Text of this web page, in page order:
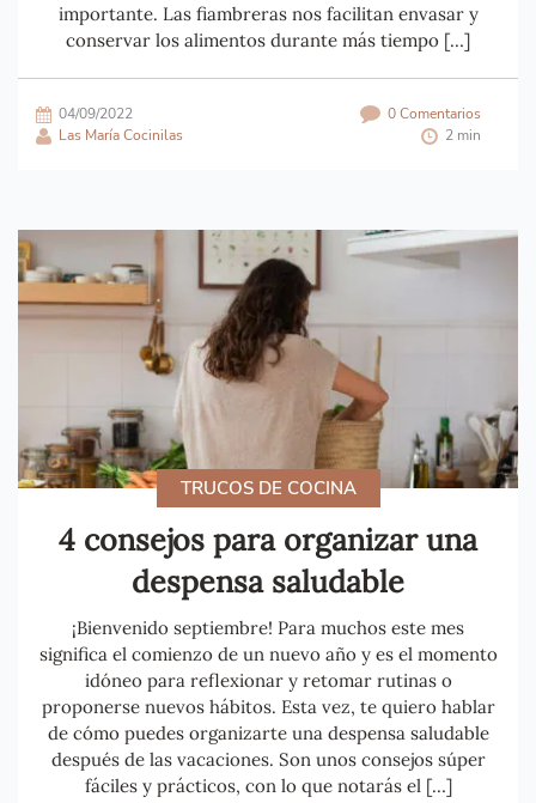
importante. Las fiambreras nos facilitan envasar y
conservar los alimentos durante más tiempo […]
04/09/2022
0 Comentarios
Las María Cocinilas
2 min
TRUCOS DE COCINA
4 consejos para organizar una
despensa saludable
¡Bienvenido septiembre! Para muchos este mes
significa el comienzo de un nuevo año y es el momento
idóneo para reflexionar y retomar rutinas o
proponerse nuevos hábitos. Esta vez, te quiero hablar
de cómo puedes organizarte una despensa saludable
después de las vacaciones. Son unos consejos súper
fáciles y prácticos, con lo que notarás el […]